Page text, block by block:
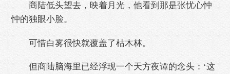
商陆低头望去，映着月光，他看到那是张忧心忡
忡的独眼小脸。
可惜白雾很快就覆盖了枯木林。
但商陆脑海里已经浮现一个天方夜谭的念头：‘这